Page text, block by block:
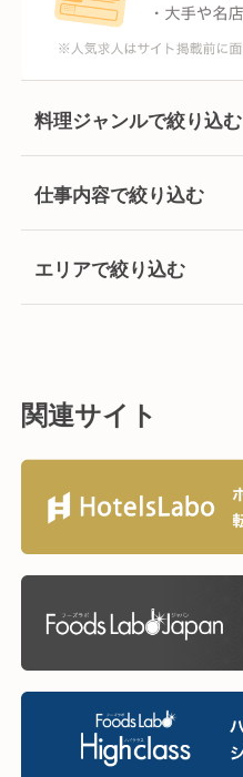
料理ジャンルで絞り込む
仕事内容で絞り込む
エリアで絞り込む
関連サイト